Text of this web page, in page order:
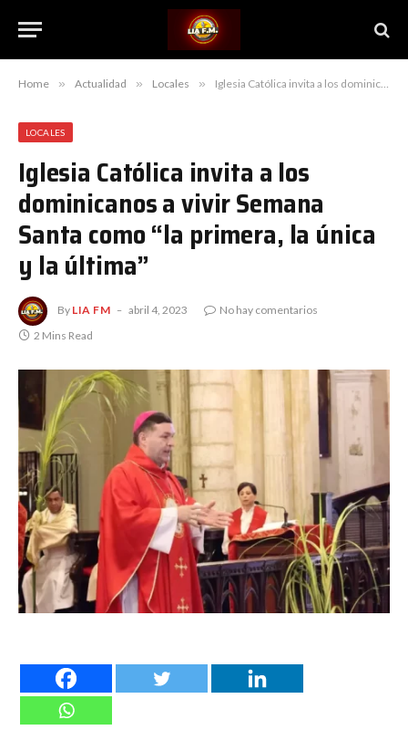
Home » Actualidad » Locales » Iglesia Católica invita a los dominicanos a vivir Semana Santa como “la primera, la única y la última”
LOCALES
Iglesia Católica invita a los
dominicanos a vivir Semana
Santa como “la primera, la única
y la última”
By LIA FM abril 4, 2023
No hay comentarios
2 Mins Read